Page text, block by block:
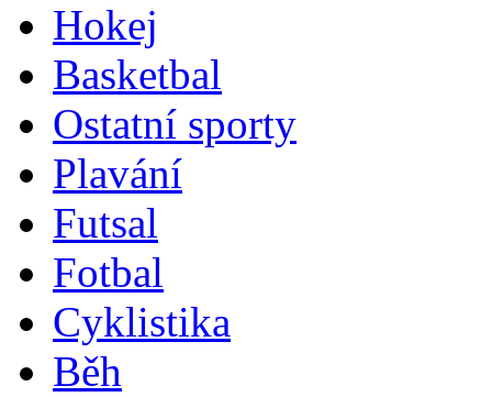
Hokej
Basketbal
Ostatní sporty
Plavání
Futsal
Fotbal
Cyklistika
Běh